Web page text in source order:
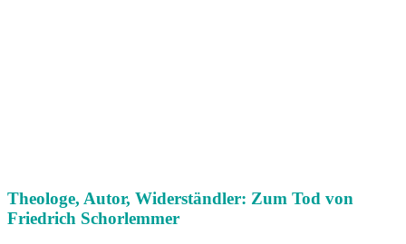
Theologe, Autor, Widerständler: Zum Tod von
Friedrich Schorlemmer